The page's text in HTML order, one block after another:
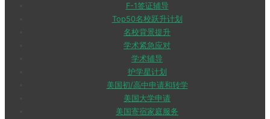
F-1签证辅导
Top50名校跃升计划
名校背景提升
学术紧急应对
学术辅导
护学星计划
美国初/高中申请和转学
美国大学申请
美国寄宿家庭服务